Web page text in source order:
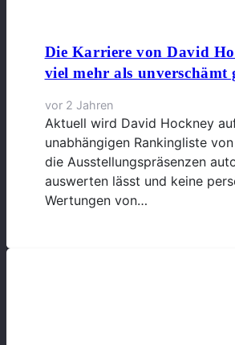
Die Karriere von David
viel mehr als unverschämt
vor 2 Jahren
Aktuell wird David Hockney
unabhängigen Rankingliste
die Ausstellungspräsenzen
auswerten lässt und keine
Wertungen von…